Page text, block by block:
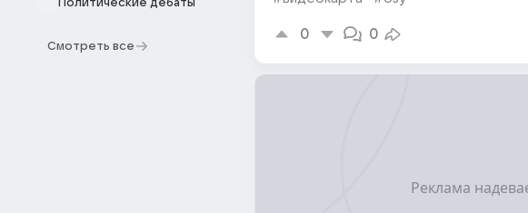
Политические дебаты
Смотреть все
0 0